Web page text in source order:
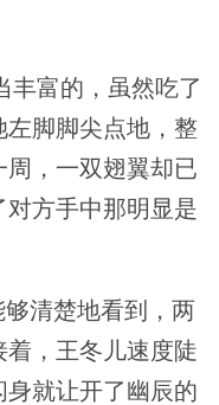
富的，虽然吃了
脚脚尖点地，整
，一双翅翼却已
方手中那明显是
清楚地看到，两
，王冬儿速度陡
就让开了幽辰的